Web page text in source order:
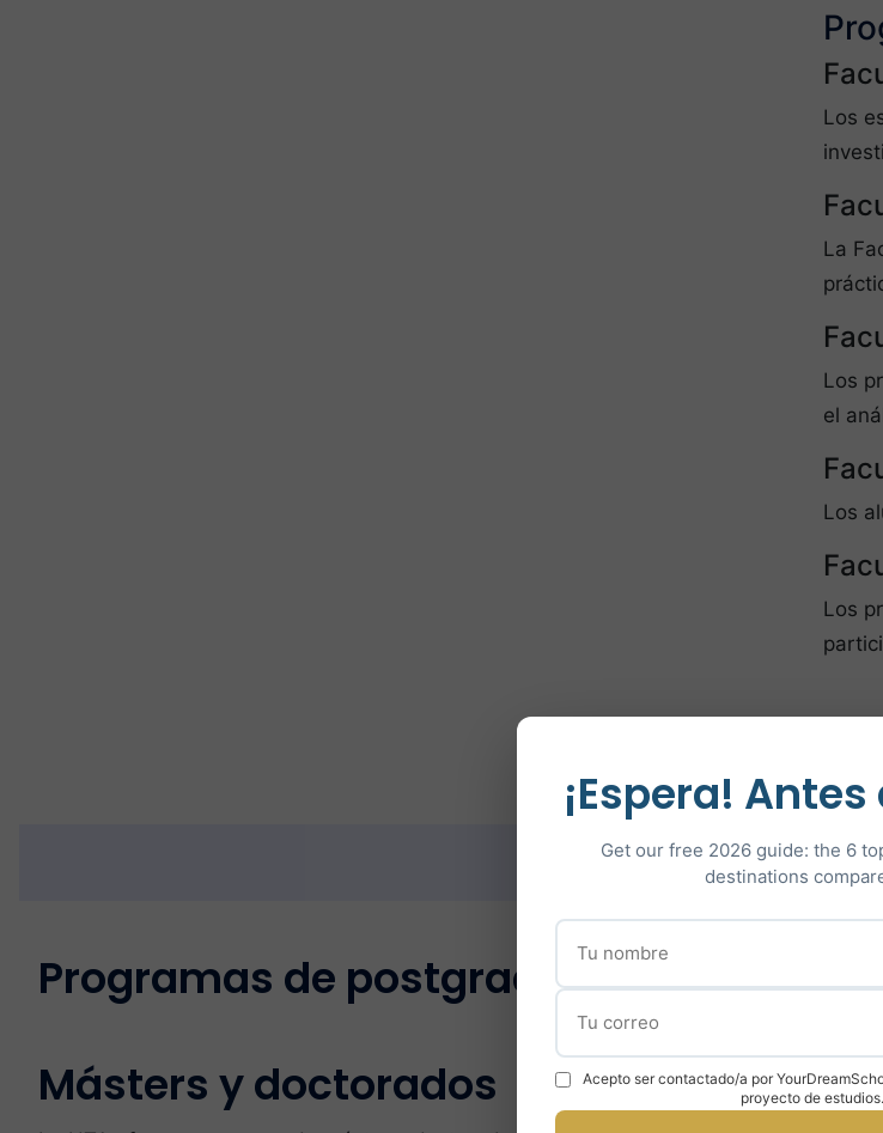
Los
La
Los
el
Los
Los
Programas de postgrado
Másters y doctorados
¡Espera!
Get our free 2026 guide: the 6
destinations
Acepto ser contactado/a por
proyecto de estudios.